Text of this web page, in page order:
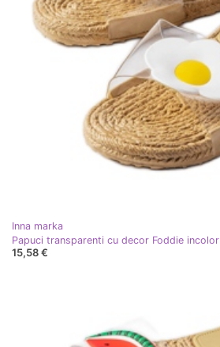
Inna marka
Papuci transparenti cu decor Foddie incolor
15,58 €